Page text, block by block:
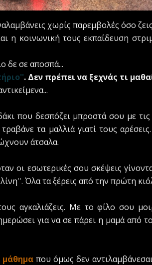
χωρίς παρεμβολές όσο
η κοινωνική τους εκπαίδευση
δε σε αποσπά...
. Δεν πρέπει να ξεχνάς τι
που δεσπόζει μπροστά σου με
τα μαλλιά γιατί τους
άτσαλα.
οι εσωτερικές σου σκέψεις
Όλα τα ξέρεις από την πρώτη
αγκαλιάζεις. Με το φίλο σου
για να σε πάρει η μαμά από
μάθημα που όμως δεν